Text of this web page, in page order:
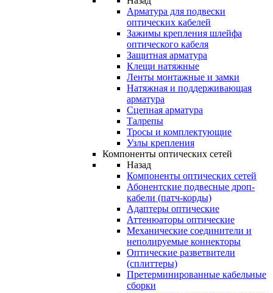
Арматура для подвески
оптических кабелей
Зажимы крепления шлейфа
оптического кабеля
Защитная арматура
Клещи натяжные
Ленты монтажные и замки
Натяжная и поддерживающая
арматура
Сцепная арматура
Талрепы
Тросы и комплектующие
Узлы крепления
Компоненты оптических сетей
Назад
Компоненты оптических сетей
Абонентские подвесные дроп-
кабели (патч-корды)
Адаптеры оптические
Аттенюаторы оптические
Механические соединители и
неполируемые коннекторы
Оптические разветвители
(сплиттеры)
Претерминированные кабельные
сборки